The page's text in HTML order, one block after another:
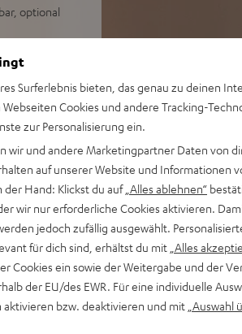
optional
Surferlebnis bieten, das genau zu deinen
Cookies und andere Tracking-
zur Personalisierung ein.
wir und andere Marketingpartner Daten von
auf unserer Website und Informationen
der Hand: Klickst du auf „Alles ablehnen“
wir nur erforderliche Cookies aktivieren.
jedoch zufällig ausgewählt.
für dich sind, erhältst du mit „Alles
Cookies ein sowie der Weitergabe und der
der EU/des EWR. Für eine individuelle
aktivieren bzw. deaktivieren und mit „Auswahl